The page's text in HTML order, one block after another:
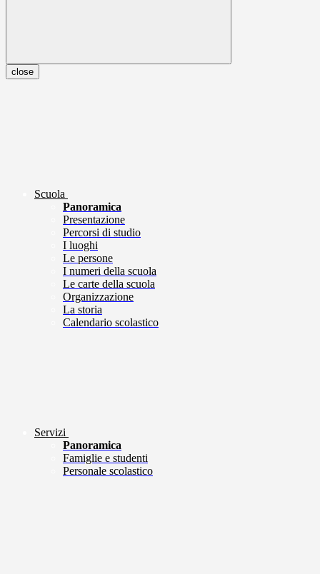
close
Scuola
Panoramica
Presentazione
Percorsi di studio
I luoghi
Le persone
I numeri della scuola
Le carte della scuola
Organizzazione
La storia
Calendario scolastico
Servizi
Panoramica
Famiglie e studenti
Personale scolastico